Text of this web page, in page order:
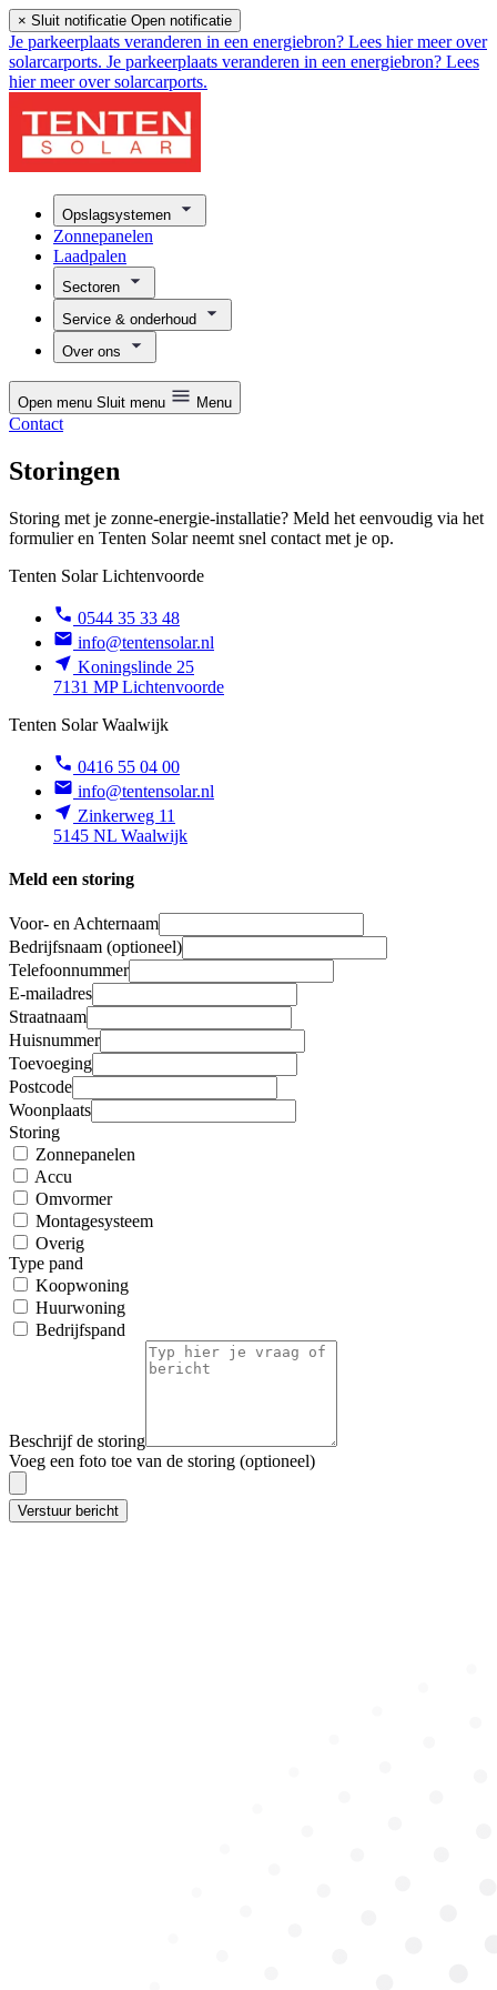
× Sluit notificatie Open notificatie
Je parkeerplaats veranderen in een energiebron? Lees hier meer over
solarcarports. Je parkeerplaats veranderen in een energiebron? Lees
hier meer over solarcarports.
Opslagsystemen
Zonnepanelen
Laadpalen
Sectoren
Service & onderhoud
Over ons
Open menu Sluit menu Menu
Contact
Storingen
Storing met je zonne-energie-installatie? Meld het eenvoudig via het
formulier en Tenten Solar neemt snel contact met je op.
Tenten Solar Lichtenvoorde
0544 35 33 48
info@tentensolar.nl
Koningslinde 25
7131 MP Lichtenvoorde
Tenten Solar Waalwijk
0416 55 04 00
info@tentensolar.nl
Zinkerweg 11
5145 NL Waalwijk
Meld een storing
Voor- en Achternaam
Bedrijfsnaam (optioneel)
Telefoonnummer
E-mailadres
Straatnaam
Huisnummer
Toevoeging
Postcode
Woonplaats
Storing
Zonnepanelen
Accu
Omvormer
Montagesysteem
Overig
Type pand
Koopwoning
Huurwoning
Bedrijfspand
Beschrijf de storing
Voeg een foto toe van de storing (optioneel)
Verstuur bericht